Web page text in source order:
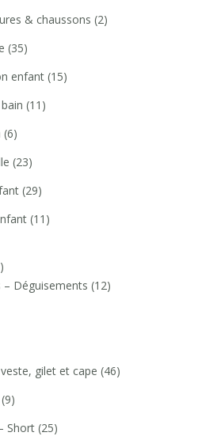
& chaussons (2)
(35)
enfant (15)
(11)
(6)
(23)
(29)
(11)
– Déguisements (12)
gilet et cape (46)
(9)
Short (25)